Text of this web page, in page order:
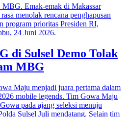
di Sulsel Demo Tolak
MBG